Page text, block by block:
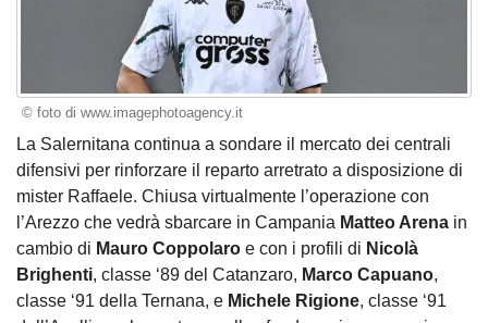
© foto di www.imagephotoagency.it
La Salernitana continua a sondare il mercato dei centrali
difensivi per rinforzare il reparto arretrato a disposizione di
mister Raffaele. Chiusa virtualmente l’operazione con
l’Arezzo che vedrà sbarcare in Campania Matteo Arena in
cambio di Mauro Coppolaro e con i profili di Nicolà
Brighenti, classe ‘89 del Catanzaro, Marco Capuano,
classe ‘91 della Ternana, e Michele Rigione, classe ‘91